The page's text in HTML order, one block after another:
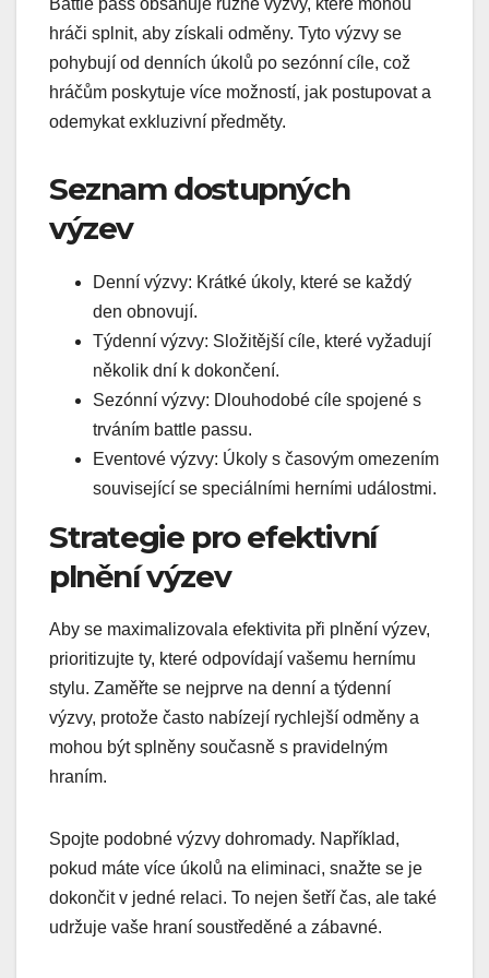
hráči splnit, aby získali odměny. Tyto výzvy se
pohybují od denních úkolů po sezónní cíle, což
hráčům poskytuje více možností, jak postupovat a
odemykat exkluzivní předměty.
Seznam dostupných
výzev
Denní výzvy: Krátké úkoly, které se každý
den obnovují.
Týdenní výzvy: Složitější cíle, které vyžadují
několik dní k dokončení.
Sezónní výzvy: Dlouhodobé cíle spojené s
trváním battle passu.
Eventové výzvy: Úkoly s časovým omezením
související se speciálními herními událostmi.
Strategie pro efektivní
plnění výzev
Aby se maximalizovala efektivita při plnění výzev,
prioritizujte ty, které odpovídají vašemu hernímu
stylu. Zaměřte se nejprve na denní a týdenní
výzvy, protože často nabízejí rychlejší odměny a
mohou být splněny současně s pravidelným
hraním.
Spojte podobné výzvy dohromady. Například,
pokud máte více úkolů na eliminaci, snažte se je
dokončit v jedné relaci. To nejen šetří čas, ale také
udržuje vaše hraní soustředěné a zábavné.